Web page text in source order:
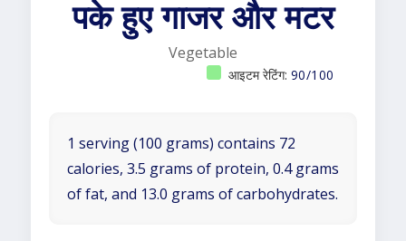
पके हुए गाजर और मटर
Vegetable
आइटम रेटिंग: 90/100
1 serving (100 grams) contains 72
calories, 3.5 grams of protein, 0.4 grams
of fat, and 13.0 grams of carbohydrates.